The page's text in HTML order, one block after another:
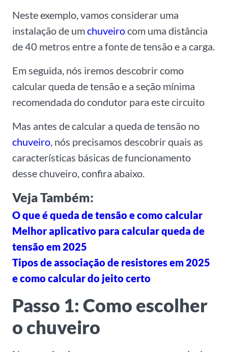
Neste exemplo, vamos considerar uma
instalação de umchuveirocom uma distância
de 40 metros entre a fonte de tensão e a carga.
Em seguida, nós iremos descobrir como
calcular queda de tensão e a seção mínima
recomendada do condutor para este circuito
Mas antes de calcular a queda de tensão no
chuveiro, nós precisamos descobrir quais as
características básicas de funcionamento
desse chuveiro, confira abaixo.
Veja Também:
O que é queda de tensão e como calcular
Melhor aplicativo para calcular queda de
tensão em 2025
Tipos de associação de resistores em 2025
e como calcular do jeito certo
Passo 1: Como escolher
o chuveiro